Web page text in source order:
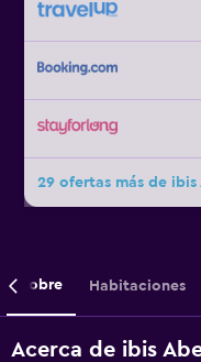
29 ofertas más de
Sobre Habitaciones
Acerca de ibis